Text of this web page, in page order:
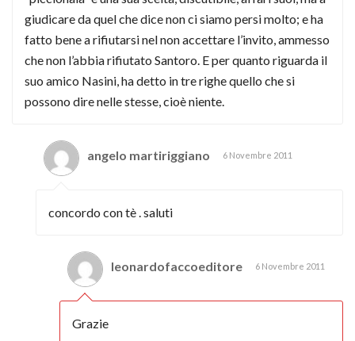
giudicare da quel che dice non ci siamo persi molto; e ha
fatto bene a rifiutarsi nel non accettare l’invito, ammesso
che non l’abbia rifiutato Santoro. E per quanto riguarda il
suo amico Nasini, ha detto in tre righe quello che si
possono dire nelle stesse, cioè niente.
angelo martiriggiano 6 Novembre 2011
concordo con tè . saluti
leonardofaccoeditore 6 Novembre 2011
Grazie